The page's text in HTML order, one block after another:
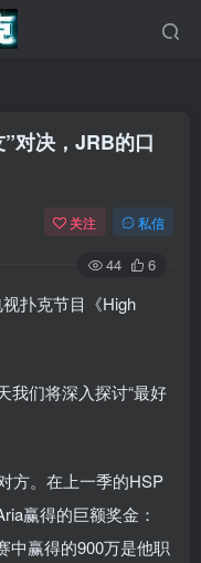
”对决，JRB的口
关注 私信
44 6
扑克节目《High
我们将深入探讨“最好
方。在上一季的HSP
赢得的巨额奖金：
中赢得的900万是他职